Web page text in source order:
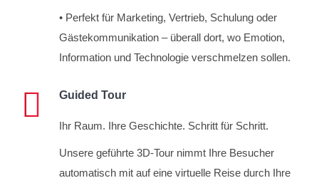
• Perfekt für Marketing, Vertrieb, Schulung oder
Gästekommunikation – überall dort, wo Emotion,
Information und Technologie verschmelzen sollen.
Guided Tour
Ihr Raum. Ihre Geschichte. Schritt für Schritt.
Unsere geführte 3D-Tour nimmt Ihre Besucher
automatisch mit auf eine virtuelle Reise durch Ihre